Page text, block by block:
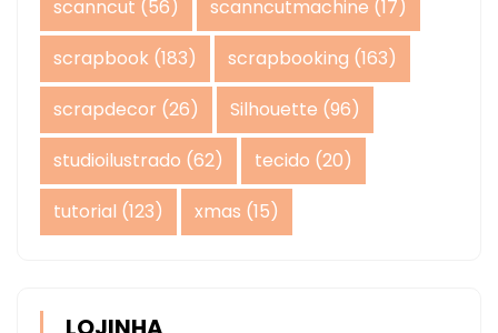
scanncut (56) scanncutmachine (17)
scrapbook (183) scrapbooking (163)
scrapdecor (26) Silhouette (96)
studioilustrado (62) tecido (20)
tutorial (123) xmas (15)